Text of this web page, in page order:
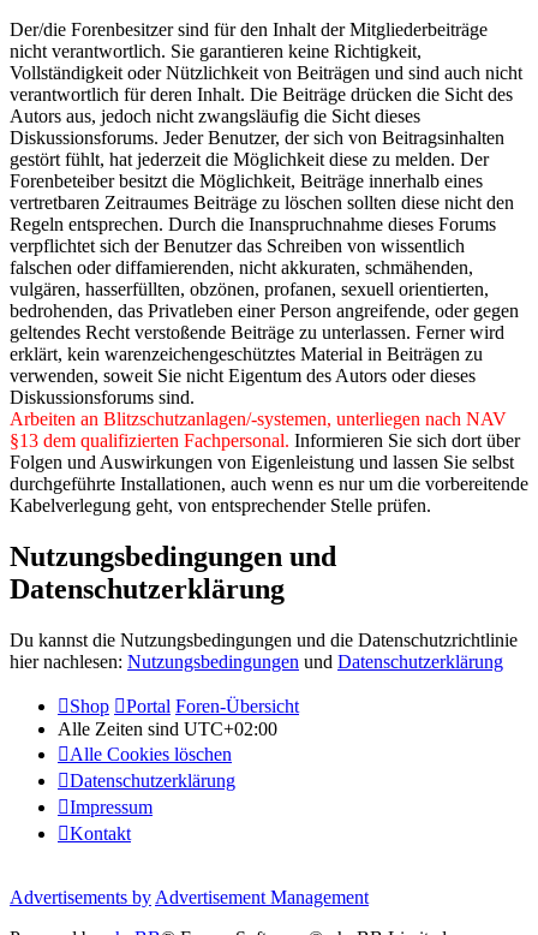
Der/die Forenbesitzer sind für den Inhalt der Mitgliederbeiträge
nicht verantwortlich. Sie garantieren keine Richtigkeit,
Vollständigkeit oder Nützlichkeit von Beiträgen und sind auch nicht
verantwortlich für deren Inhalt. Die Beiträge drücken die Sicht des
Autors aus, jedoch nicht zwangsläufig die Sicht dieses
Diskussionsforums. Jeder Benutzer, der sich von Beitragsinhalten
gestört fühlt, hat jederzeit die Möglichkeit diese zu melden. Der
Forenbeteiber besitzt die Möglichkeit, Beiträge innerhalb eines
vertretbaren Zeitraumes Beiträge zu löschen sollten diese nicht den
Regeln entsprechen. Durch die Inanspruchnahme dieses Forums
verpflichtet sich der Benutzer das Schreiben von wissentlich
falschen oder diffamierenden, nicht akkuraten, schmähenden,
vulgären, hasserfüllten, obzönen, profanen, sexuell orientierten,
bedrohenden, das Privatleben einer Person angreifende, oder gegen
geltendes Recht verstoßende Beiträge zu unterlassen. Ferner wird
erklärt, kein warenzeichengeschütztes Material in Beiträgen zu
verwenden, soweit Sie nicht Eigentum des Autors oder dieses
Diskussionsforums sind.
Arbeiten an Blitzschutzanlagen/-systemen, unterliegen nach NAV
§13 dem qualifizierten Fachpersonal. Informieren Sie sich dort über
Folgen und Auswirkungen von Eigenleistung und lassen Sie selbst
durchgeführte Installationen, auch wenn es nur um die vorbereitende
Kabelverlegung geht, von entsprechender Stelle prüfen.
Nutzungsbedingungen und
Datenschutzerklärung
Du kannst die Nutzungsbedingungen und die Datenschutzrichtlinie
hier nachlesen: Nutzungsbedingungen und Datenschutzerklärung
Shop Portal Foren-Übersicht
Alle Zeiten sind UTC+02:00
Alle Cookies löschen
Datenschutzerklärung
Impressum
Kontakt
Advertisements by Advertisement Management